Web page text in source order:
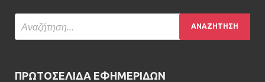
ΠΡΩΤΟΣΕΛΙΔΑ ΕΦΗΜΕΡΙΔΩΝ